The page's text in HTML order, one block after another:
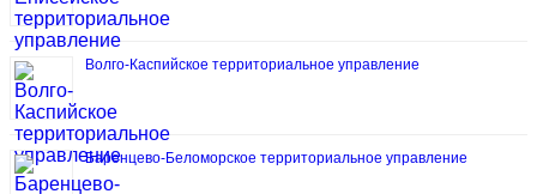
Волго-Каспийское территориальное управление
Баренцево-Беломорское территориальное управление